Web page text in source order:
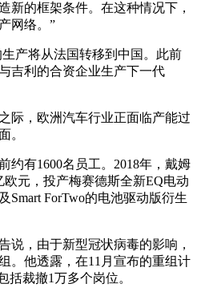
新的框架条件。在这种情况下，
网络。”
产将从法国转移到中国。此前
吉利的合资企业生产下一代
际，欧洲汽车行业正面临产能过
。
约有1600名员工。2018年，戴姆
元，投产梅赛德斯全新EQ电动
Smart ForTwo的电池驱动版衍生
说，由于新型冠状病毒的影响，
。他透露，在11月宣布的重组计
包括裁撤1万多个岗位。